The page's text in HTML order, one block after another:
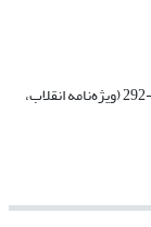
دوره 8، شماره 26، بهار 1397، صفحه 11-292 (ویژه‌نامه انقلاب،